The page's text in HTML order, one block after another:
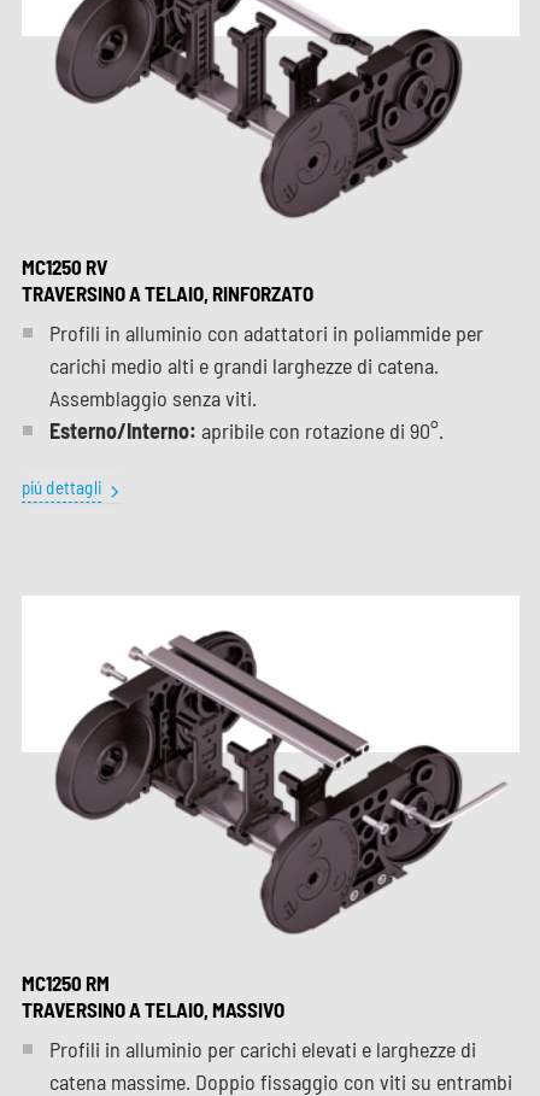
MC1250 RV
TRAVERSINO A TELAIO, RINFORZATO
Profili in alluminio con adattatori in poliammide per
carichi medio alti e grandi larghezze di catena.
Assemblaggio senza viti.
Esterno/Interno: apribile con rotazione di 90°.
piú dettagli
MC1250 RM
TRAVERSINO A TELAIO, MASSIVO
Profili in alluminio per carichi elevati e larghezze di
catena massime. Doppio fissaggio con viti su entrambi